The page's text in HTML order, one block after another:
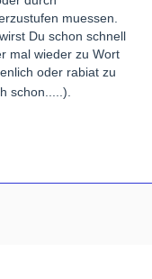
muessen.
Du schon schnell
mal wieder zu Wort
oder rabiat zu
schon.....).